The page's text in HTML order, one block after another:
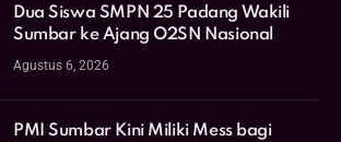
Dua Siswa SMPN 25 Padang Wakili
Sumbar ke Ajang O2SN Nasional
Agustus 6, 2026
PMI Sumbar Kini Miliki Mess bagi